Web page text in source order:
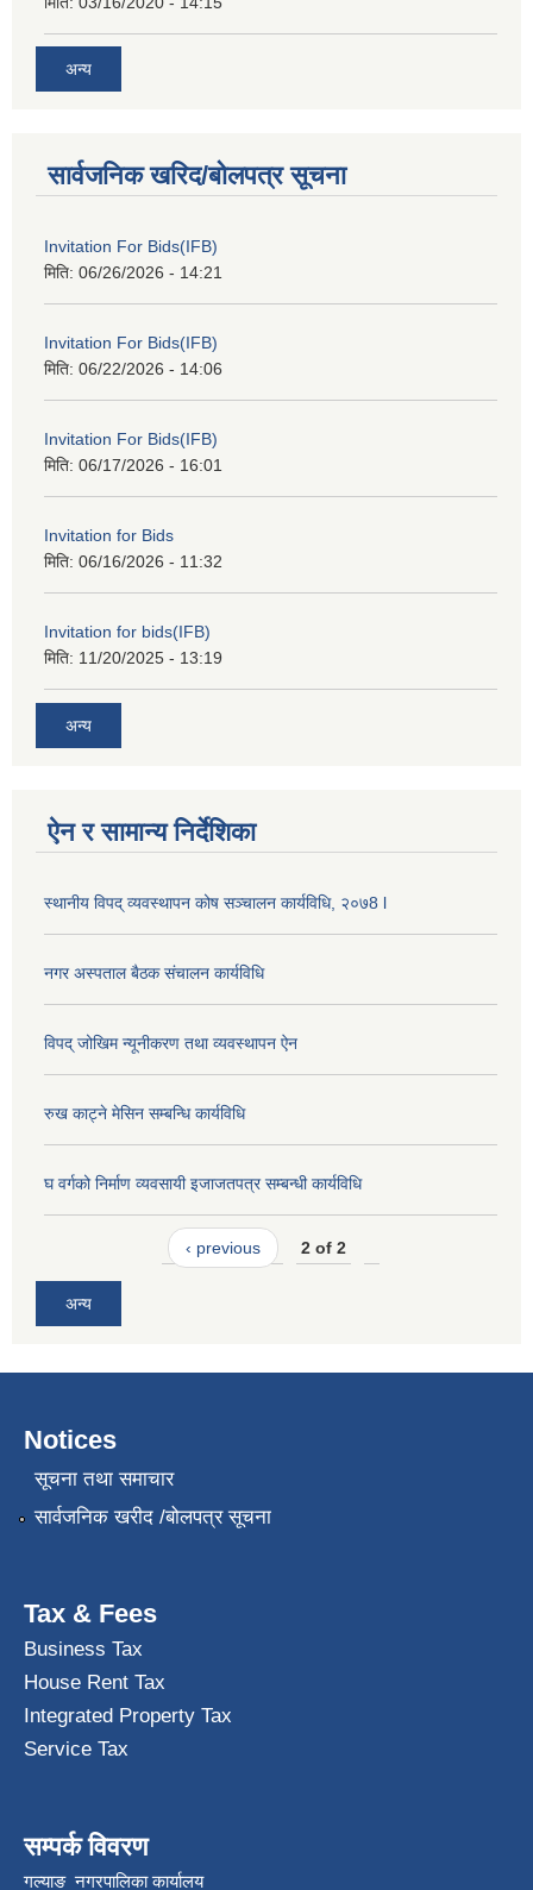
अन्य
सार्वजनिक खरिद/बोलपत्र सूचना
Invitation For Bids(IFB)
मिति: 06/26/2026 - 14:21
Invitation For Bids(IFB)
मिति: 06/22/2026 - 14:06
Invitation For Bids(IFB)
मिति: 06/17/2026 - 16:01
Invitation for Bids
मिति: 06/16/2026 - 11:32
Invitation for bids(IFB)
मिति: 11/20/2025 - 13:19
अन्य
ऐन र सामान्य निर्देशिका
स्थानीय विपद् व्यवस्थापन कोष सञ्चालन कार्यविधि, २०७8 l
नगर अस्पताल बैठक संचालन कार्यविधि
विपद् जोखिम न्यूनीकरण तथा व्यवस्थापन ऐन
रुख काट्ने मेसिन सम्बन्धि कार्यविधि
घ वर्गको निर्माण व्यवसायी इजाजतपत्र सम्बन्धी कार्यविधि
‹ previous 2 of 2
अन्य
Notices
सूचना तथा समाचार
सार्वजनिक खरीद /बोलपत्र सूचना
Tax & Fees
Business Tax
House Rent Tax
Integrated Property Tax
Service Tax
सम्पर्क विवरण
गल्याङ नगरपालिका कार्यालय